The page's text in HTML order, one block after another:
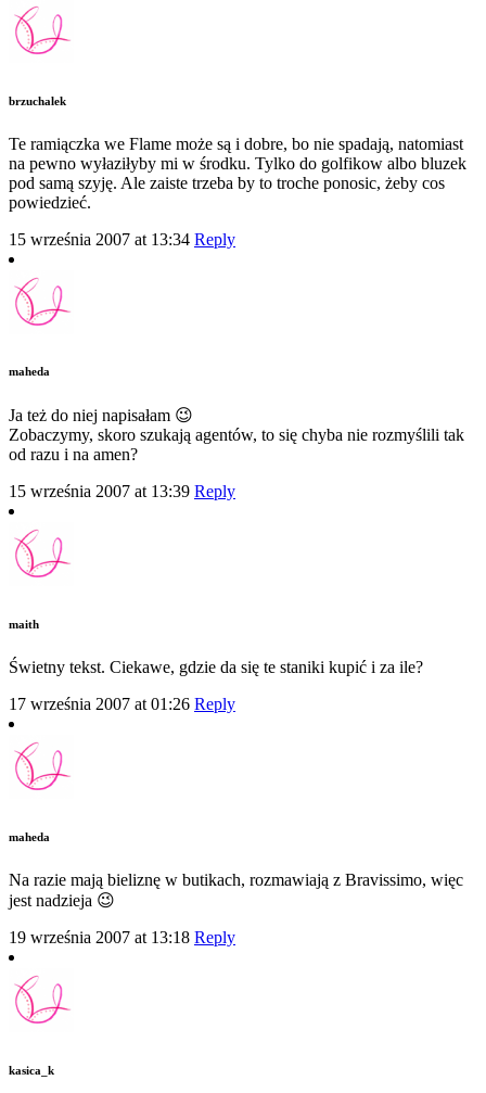
brzuchalek
Te ramiączka we Flame może są i dobre, bo nie spadają, natomiast
na pewno wyłaziłyby mi w środku. Tylko do golfikow albo bluzek
pod samą szyję. Ale zaiste trzeba by to troche ponosic, żeby cos
powiedzieć.
15 września 2007 at 13:34 Reply
maheda
Ja też do niej napisałam 😉
Zobaczymy, skoro szukają agentów, to się chyba nie rozmyślili tak
od razu i na amen?
15 września 2007 at 13:39 Reply
maith
Świetny tekst. Ciekawe, gdzie da się te staniki kupić i za ile?
17 września 2007 at 01:26 Reply
maheda
Na razie mają bieliznę w butikach, rozmawiają z Bravissimo, więc
jest nadzieja 😉
19 września 2007 at 13:18 Reply
kasica_k